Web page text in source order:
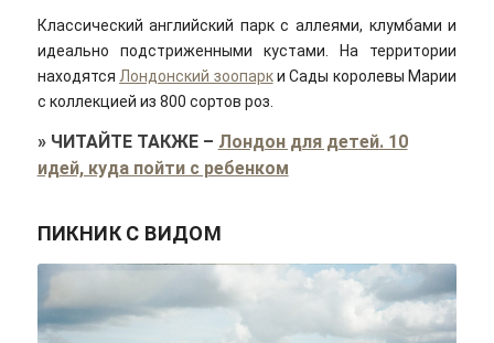
Классический английский парк с аллеями, клумбами и
идеально подстриженными кустами. На территории
находятся Лондонский зоопарки Сады королевы Марии
с коллекцией из 800 сортов роз.
» ЧИТАЙТЕ ТАКЖЕ– Лондон для детей. 10
идей, куда пойти с ребенком
ПИКНИК С ВИДОМ